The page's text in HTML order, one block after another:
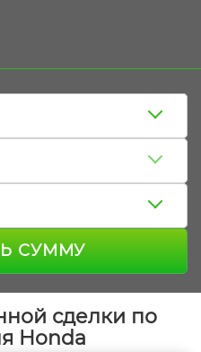
СУММУ
сделки по
Honda